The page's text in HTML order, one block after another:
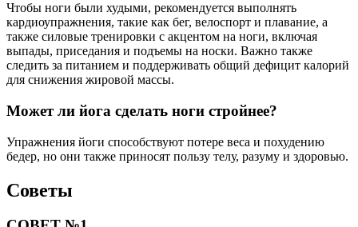
Чтобы ноги были худыми, рекомендуется выполнять
кардиоупражнения, такие как бег, велоспорт и плавание, а
также силовые тренировки с акцентом на ноги, включая
выпады, приседания и подъемы на носки. Важно также
следить за питанием и поддерживать общий дефицит калорий
для снижения жировой массы.
Может ли йога сделать ноги стройнее?
Упражнения йоги способствуют потере веса и похудению
бедер, но они также приносят пользу телу, разуму и здоровью.
Советы